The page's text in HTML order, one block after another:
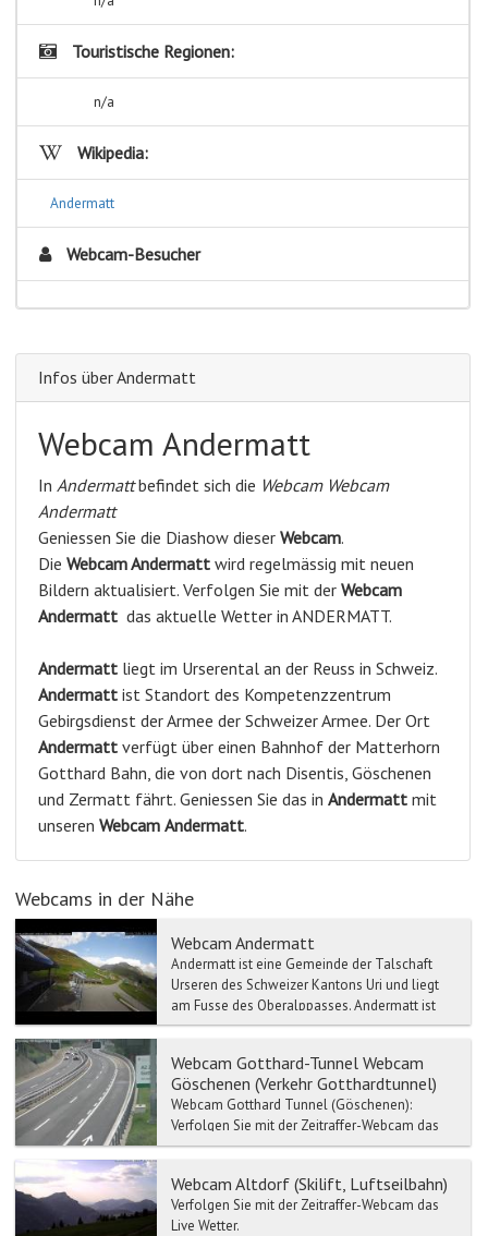
Touristische Regionen:
n/a
Wikipedia:
Andermatt
Webcam-Besucher
Infos über Andermatt
Webcam Andermatt
In Andermattbefindet sich die Webcam Webcam
Andermatt
Geniessen Sie die Diashow dieser Webcam.
Die Webcam Andermatt wird regelmässig mit neuen
Bildern aktualisiert. Verfolgen Sie mit der Webcam
Andermatt das aktuelle Wetter in ANDERMATT.
Andermatt liegt im Urserental an der Reuss in Schweiz.
Andermatt ist Standort des Kompetenzzentrum
Gebirgsdienst der Armee der Schweizer Armee. Der Ort
Andermatt verfügt über einen Bahnhof der Matterhorn
Gotthard Bahn, die von dort nach Disentis, Göschenen
und Zermatt fährt. Geniessen Sie das in Andermatt mit
unseren Webcam Andermatt.
Webcams in der Nähe
Webcam Andermatt
Andermatt ist eine Gemeinde der Talschaft
Urseren des Schweizer Kantons Uri und liegt
am Fusse des Oberalppasses. Andermatt ist
Hauptort des Ursere...
Webcam Gotthard-Tunnel Webcam
Göschenen (Verkehr Gotthardtunnel)
Webcam Gotthard Tunnel (Göschenen):
Verfolgen Sie mit der Zeitraffer-Webcam das
Live Wetter-Gotthard Tunnel. Verkehr- und
Webcam Altdorf (Skilift, Luftseilbahn)
Verfolgen Sie mit der Zeitraffer-Webcam das
Live Wetter.